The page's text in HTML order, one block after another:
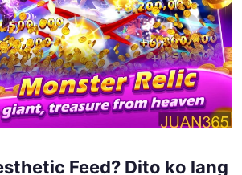
Feed? Dito ko lang